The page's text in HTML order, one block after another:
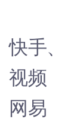
手、
视频
网易